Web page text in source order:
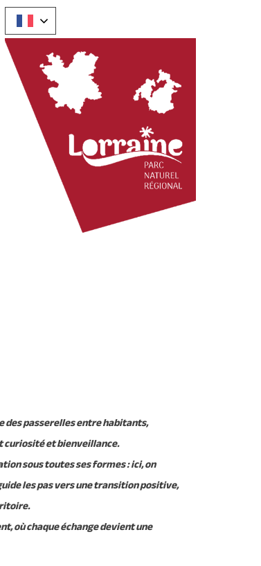
des passerelles entre habitants,
curiosité et bienveillance.
sous toutes ses formes : ici, on
les pas vers une transition positive,
où chaque échange devient une